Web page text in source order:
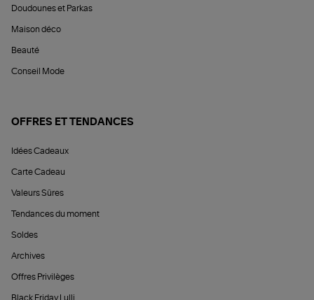
Doudounes et Parkas
Maison déco
Beauté
Conseil Mode
OFFRES ET TENDANCES
Idées Cadeaux
Carte Cadeau
Valeurs Sûres
Tendances du moment
Soldes
Archives
Offres Privilèges
Black Friday Lulli